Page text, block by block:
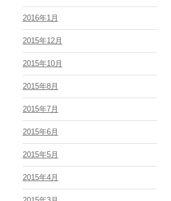
2016年1月
2015年12月
2015年10月
2015年8月
2015年7月
2015年6月
2015年5月
2015年4月